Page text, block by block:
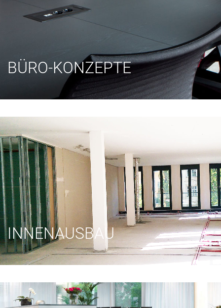
BÜRO-KONZEPTE
INNENAUSBAU